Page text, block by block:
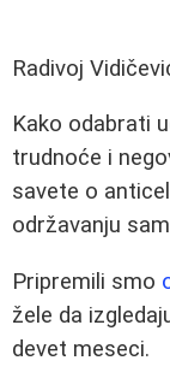
Radivoj
Kako odabrati
trudnoće i
savete o
održavanju
Pripremili smo
žele da
devet meseci.